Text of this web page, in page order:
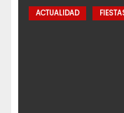
ACTUALIDAD